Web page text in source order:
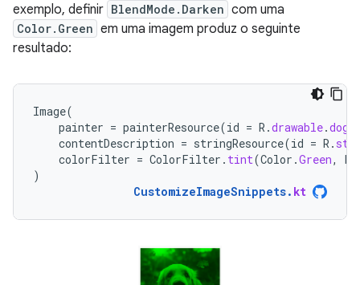
exemplo, definir BlendMode.Darken com uma
Color.Green em uma imagem produz o seguinte
resultado:
Image(
painter = painterResource(id = R .drawable.dog
contentDescription = stringResource(id = R .
colorFilter = ColorFilter . tint(Color .Green,
)
CustomizeImageSnippets. kt